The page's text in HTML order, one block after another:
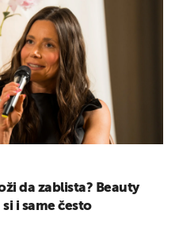
da zablista? Beauty
i same često